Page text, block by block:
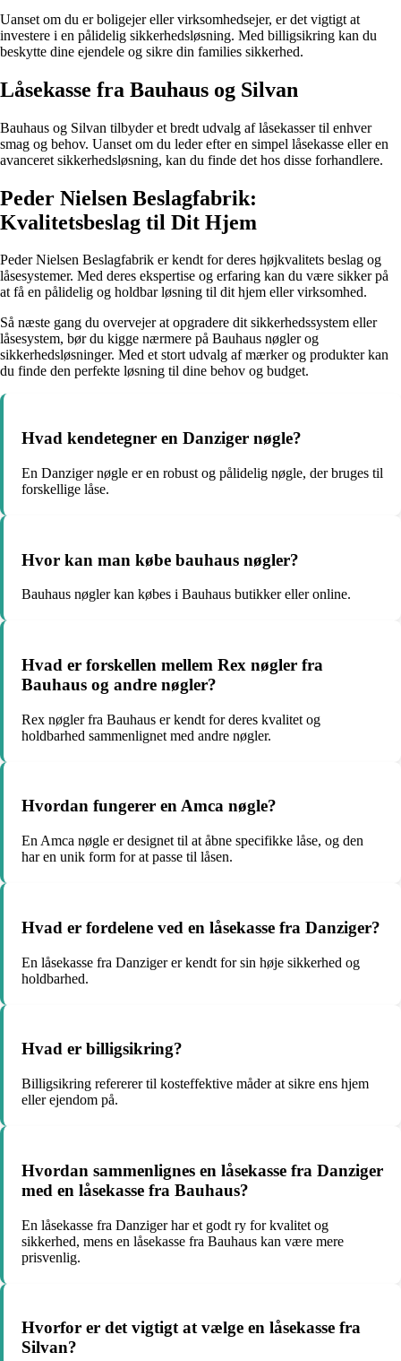
Uanset om du er boligejer eller virksomhedsejer, er det vigtigt at
investere i en pålidelig sikkerhedsløsning. Med billigsikring kan du
beskytte dine ejendele og sikre din families sikkerhed.
Låsekasse fra Bauhaus og Silvan
Bauhaus og Silvan tilbyder et bredt udvalg af låsekasser til enhver
smag og behov. Uanset om du leder efter en simpel låsekasse eller en
avanceret sikkerhedsløsning, kan du finde det hos disse forhandlere.
Peder Nielsen Beslagfabrik:
Kvalitetsbeslag til Dit Hjem
Peder Nielsen Beslagfabrik er kendt for deres højkvalitets beslag og
låsesystemer. Med deres ekspertise og erfaring kan du være sikker på
at få en pålidelig og holdbar løsning til dit hjem eller virksomhed.
Så næste gang du overvejer at opgradere dit sikkerhedssystem eller
låsesystem, bør du kigge nærmere på Bauhaus nøgler og
sikkerhedsløsninger. Med et stort udvalg af mærker og produkter kan
du finde den perfekte løsning til dine behov og budget.
Hvad kendetegner en Danziger nøgle?
En Danziger nøgle er en robust og pålidelig nøgle, der bruges til
forskellige låse.
Hvor kan man købe bauhaus nøgler?
Bauhaus nøgler kan købes i Bauhaus butikker eller online.
Hvad er forskellen mellem Rex nøgler fra
Bauhaus og andre nøgler?
Rex nøgler fra Bauhaus er kendt for deres kvalitet og
holdbarhed sammenlignet med andre nøgler.
Hvordan fungerer en Amca nøgle?
En Amca nøgle er designet til at åbne specifikke låse, og den
har en unik form for at passe til låsen.
Hvad er fordelene ved en låsekasse fra Danziger?
En låsekasse fra Danziger er kendt for sin høje sikkerhed og
holdbarhed.
Hvad er billigsikring?
Billigsikring refererer til kosteffektive måder at sikre ens hjem
eller ejendom på.
Hvordan sammenlignes en låsekasse fra Danziger
med en låsekasse fra Bauhaus?
En låsekasse fra Danziger har et godt ry for kvalitet og
sikkerhed, mens en låsekasse fra Bauhaus kan være mere
prisvenlig.
Hvorfor er det vigtigt at vælge en låsekasse fra
Silvan?